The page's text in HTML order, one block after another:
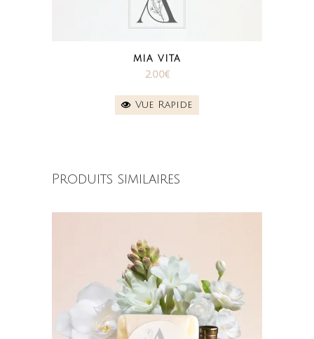
MIA VITA
2.00€
Vue Rapide
Produits similaires